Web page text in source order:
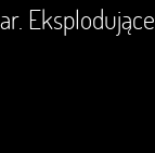
Eksplodujące